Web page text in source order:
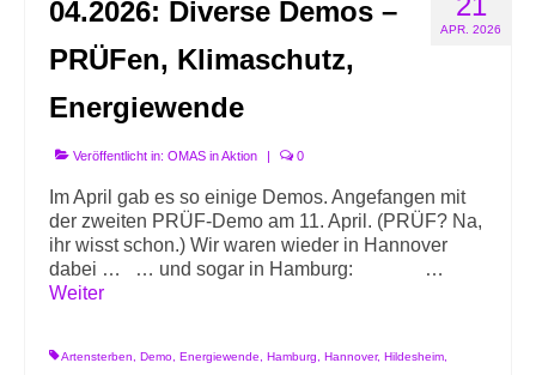
Info-Links gegen Rechts
APR. 2026
04.2026: Diverse Demos –
PRÜFen, Klimaschutz,
Energiewende
Veröffentlicht in: OMAS in Aktion | 0
Im April gab es so einige Demos. Angefangen mit
der zweiten PRÜF-Demo am 11. April. (PRÜF? Na,
ihr wisst schon.) Wir waren wieder in Hannover
dabei … … und sogar in Hamburg: …
Weiter
Artensterben Demo Energiewende Hamburg Hannover, Hildesheim